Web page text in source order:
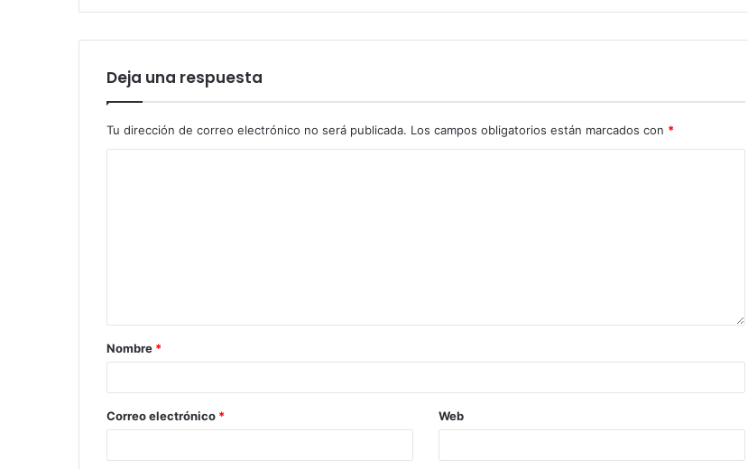
Deja una respuesta
Tu dirección de correo electrónico no será publicada. Los campos obligatorios están marcados con *
Nombre *
Correo electrónico * Web